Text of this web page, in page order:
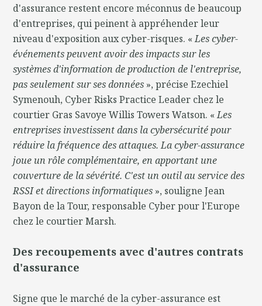
d'assurance restent encore méconnus de beaucoup
d'entreprises, qui peinent à appréhender leur
niveau d'exposition aux cyber-risques. «Les cyber-
événements peuvent avoir des impacts sur les
systèmes d'information de production de l'entreprise,
pas seulement sur ses données », précise Ezechiel
Symenouh, Cyber Risks Practice Leader chez le
courtier Gras Savoye Willis Towers Watson. «Les
entreprises investissent dans la cybersécurité pour
réduire la fréquence des attaques. La cyber-assurance
joue un rôle complémentaire, en apportant une
couverture de la sévérité. C'est un outil au service des
RSSI et directions informatiques », souligne Jean
Bayon de la Tour, responsable Cyber pour l'Europe
chez le courtier Marsh.
Des recoupements avec d'autres contrats
d'assurance
Signe que le marché de la cyber-assurance est